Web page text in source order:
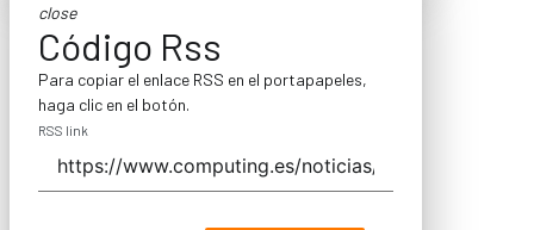
close
Código Rss
Para copiar el enlace RSS en el portapapeles,
haga clic en el botón.
RSS link